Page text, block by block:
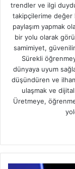
trendler ve ilgi
takipçilerime değer
paylaşım yapmak
bir yolu olarak
samimiyet,
Sürekli
dünyaya uyum
düşündüren ve
ulaşmak ve
Üretmeye,